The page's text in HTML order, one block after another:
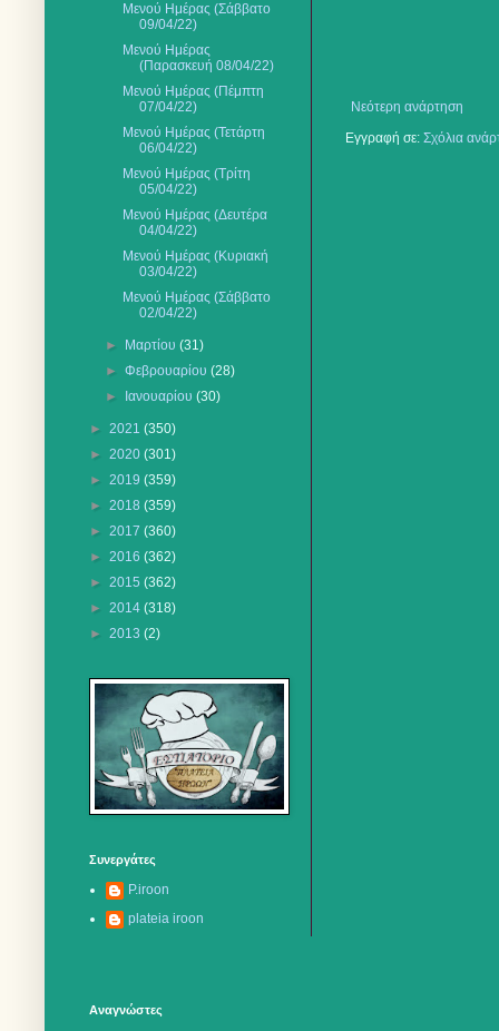
Νεότερη ανάρτηση
Εγγραφή σε: Σχόλια
Μενού Ημέρας (Σάββατο
09/04/22)
Μενού Ημέρας
(Παρασκευή 08/04/22)
Μενού Ημέρας (Πέμπτη
07/04/22)
Μενού Ημέρας (Τετάρτη
06/04/22)
Μενού Ημέρας (Τρίτη
05/04/22)
Μενού Ημέρας (Δευτέρα
04/04/22)
Μενού Ημέρας (Κυριακή
03/04/22)
Μενού Ημέρας (Σάββατο
02/04/22)
► Μαρτίου(31)
►Φεβρουαρίου(28)
►
Ιανουαρίου(30)
► 2021 (350)
► 2020 (301)
► 2019 (359)
► 2018 (359)
► 2017 (360)
► 2016 (362)
► 2015 (362)
► 2014 (318)
► 2013 (2)
Συνεργάτες
P.iroon
plateia iroon
Αναγνώστες